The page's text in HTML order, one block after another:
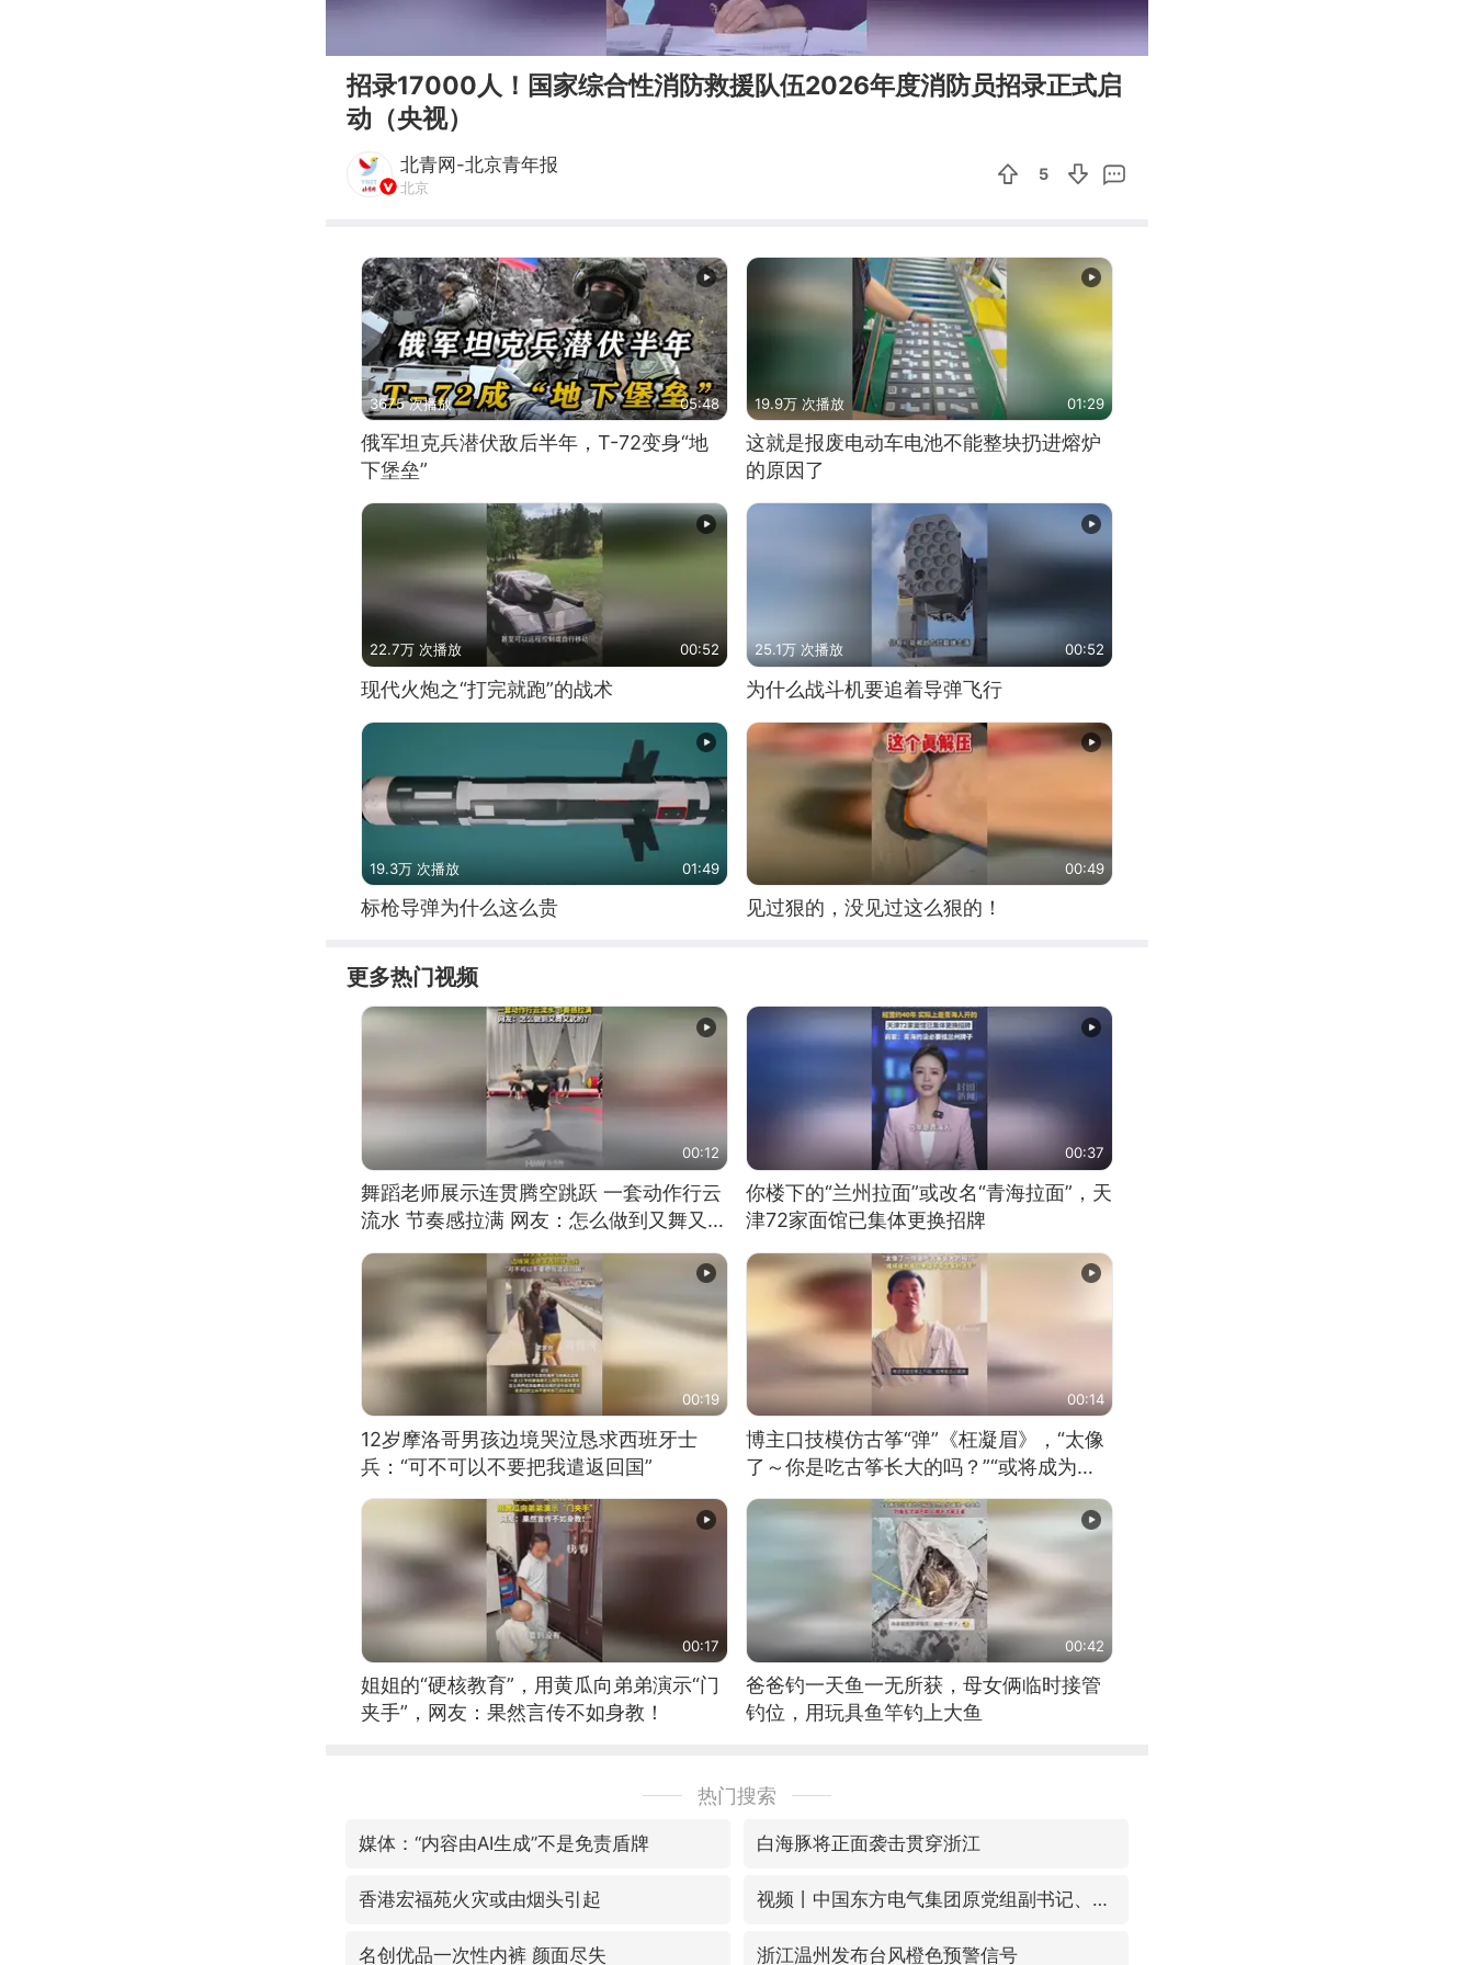
00:25
招录17000人！国家综合性消防救援队伍2026年度消防员招录正式启
动（央视）
北青网-北京青年报
北京
5
3675 次播放 05:48
俄军坦克兵潜伏敌后半年，T-72变身“地
下堡垒”
19.9万 次播放 01:29
这就是报废电动车电池不能整块扔进熔炉
的原因了
22.7万 次播放 00:52
现代火炮之“打完就跑”的战术
25.1万 次播放 00:52
为什么战斗机要追着导弹飞行
19.3万 次播放 01:49
标枪导弹为什么这么贵
00:49
见过狠的，没见过这么狠的！
更多热门视频
00:12
舞蹈老师展示连贯腾空跳跃 一套动作行云
流水 节奏感拉满 网友：怎么做到又舞又武
00:37
你楼下的“兰州拉面”或改名“青海拉面”，天
津72家面馆已集体更换招牌
00:19
12岁摩洛哥男孩边境哭泣恳求西班牙士
兵：“可不可以不要把我遣返回国”
00:14
博主口技模仿古筝“弹”《枉凝眉》，“太像
了～你是吃古筝长大的吗？”“或将成为首
位考级不带古筝的选手。”（来源：新华每
日电讯）
00:17
姐姐的“硬核教育”，用黄瓜向弟弟演示“门
夹手”，网友：果然言传不如身教！
00:42
爸爸钓一天鱼一无所获，母女俩临时接管
钓位，用玩具鱼竿钓上大鱼
热门搜索
媒体：“内容由AI生成”不是免责盾牌 白海豚将正面袭击贯穿浙江
香港宏福苑火灾或由烟头引起 视频丨中国东方电气集团原党组副书记、董事宋致远被查
名创优品一次性内裤 颜面尽失 浙江温州发布台风橙色预警信号